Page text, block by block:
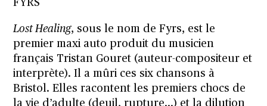
FYRS
Lost Healing, sous le nom de Fyrs, est le
premier maxi auto produit du musicien
français Tristan Gouret (auteur-compositeur et
interprète). Il a mûri ces six chansons à
Bristol. Elles racontent les premiers chocs de
la vie d’adulte (deuil, rupture…) et la dilution